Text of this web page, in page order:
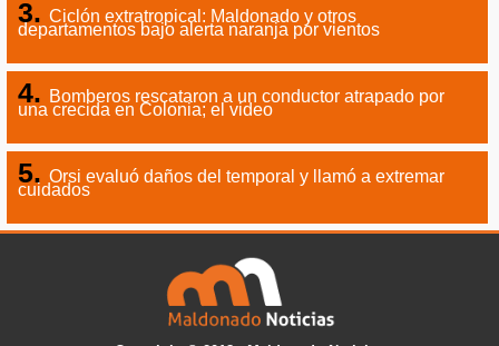
Ciclón extratropical: Maldonado y otros
departamentos bajo alerta naranja por vientos
Bomberos rescataron a un conductor atrapado por
una crecida en Colonia; el video
Orsi evaluó daños del temporal y llamó a extremar
cuidados